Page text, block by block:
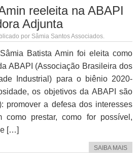
reeleita na ABAPI
Adjunta
por Sâmia Santos Associados.
Batista Amin foi eleita como
ABAPI (Associação Brasileira dos
Industrial) para o biênio 2020-
os objetivos da ABAPI são
promover a defesa dos interesses
como prestar, como for possível,
[…]
SAIBA MAIS